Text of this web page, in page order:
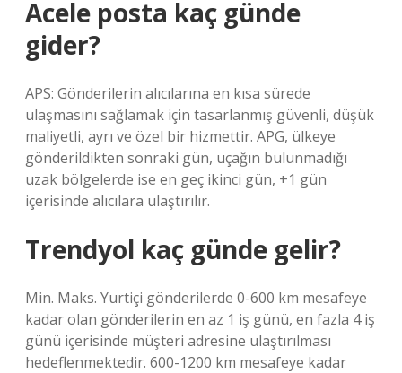
Acele posta kaç günde
gider?
APS: Gönderilerin alıcılarına en kısa sürede
ulaşmasını sağlamak için tasarlanmış güvenli, düşük
maliyetli, ayrı ve özel bir hizmettir. APG, ülkeye
gönderildikten sonraki gün, uçağın bulunmadığı
uzak bölgelerde ise en geç ikinci gün, +1 gün
içerisinde alıcılara ulaştırılır.
Trendyol kaç günde gelir?
Min. Maks. Yurtiçi gönderilerde 0-600 km mesafeye
kadar olan gönderilerin en az 1 iş günü, en fazla 4 iş
günü içerisinde müşteri adresine ulaştırılması
hedeflenmektedir. 600-1200 km mesafeye kadar